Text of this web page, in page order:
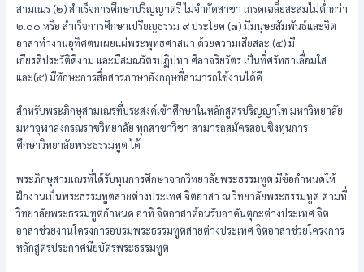
สามเณร (๒) สำเร็จการศึกษาปริญญาตรี ไม่จำกัดสาขา เกรดเฉลี่ยสะสมไม่ต่ำกว่า
๒.๐๐ หรือ สำเร็จการศึกษาเปรียญธรรม ๙ ประโยค (๓) มีมนุษยสัมพันธ์และจิต
อาสาทำงานอุทิศตนเผยแผ่พระพุทธศาสนา ด้วยความเสียสละ (๔) มี
เกียรติประวัติดีงาม และมีสมณวัตรปฏิปทา ศีลาจริยวัตร เป็นที่ศรัทธาเลื่อมใส
และ(๕) มีทักษะการสื่อสารภาษาอังกฤษที่สามารถใช้งานได้ดี
สำหรับพระภิกษุสามเณรที่ประสงค์เข้าศึกษาในหลักสูตรปริญญาโท มหาวิทยาลัย
มหาจุฬาลงกรณราชวิทยาลัย ทุกสาขาวิชา สามารถสมัครสอบชิงทุนการ
ศึกษาวิทยาลัยพระธรรมทูต ได้
พระภิกษุสามเณรที่ได้รับทุนการศึกษาจากวิทยาลัยพระธรรมทูต มีข้อกำหนดให้
ฝึกงานเป็นพระธรรมทูตสายต่างประเทศ จิตอาสา ณ วิทยาลัยพระธรรมทูต ตามที่
วิทยาลัยพระธรรมทูตกำหนด อาทิ จิตอาสาต้อนรับอาคันตุกะต่างประเทศ จิต
อาสาช่วยงานโครงการอบรมพระธรรมทูตสายต่างประเทศ จิตอาสาช่วยโครงการ
หลักสูตรประกาศนียบัตรพระธรรมทูต